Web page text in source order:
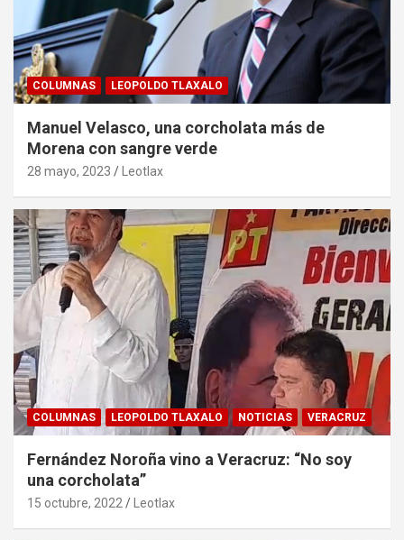
COLUMNAS LEOPOLDO TLAXALO
Manuel Velasco, una corcholata más de
Morena con sangre verde
28 mayo, 2023 Leotlax
COLUMNAS LEOPOLDO TLAXALO NOTICIAS VERACRUZ
Fernández Noroña vino a Veracruz: “No soy
una corcholata”
15 octubre, 2022 Leotlax